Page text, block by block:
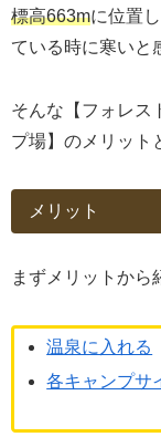
標高663mに位置
ている時に寒いと
そんな【フォレ
プ場】のメリット
メリット
まずメリットから
温泉に入れる
各キャンプサ